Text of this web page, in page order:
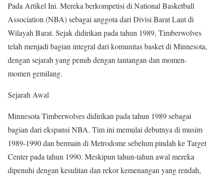
Pada Artikel Ini. Mereka berkompetisi di National Basketball
Association (NBA) sebagai anggota dari Divisi Barat Laut di
Wilayah Barat. Sejak didirikan pada tahun 1989, Timberwolves
telah menjadi bagian integral dari komunitas basket di Minnesota,
dengan sejarah yang penuh dengan tantangan dan momen-
momen gemilang.
Sejarah Awal
Minnesota Timberwolves didirikan pada tahun 1989 sebagai
bagian dari ekspansi NBA. Tim ini memulai debutnya di musim
1989-1990 dan bermain di Metrodome sebelum pindah ke Target
Center pada tahun 1990. Meskipun tahun-tahun awal mereka
dipenuhi dengan kesulitan dan rekor kemenangan yang rendah,